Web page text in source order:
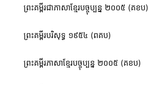
ព្រះគម្ពីរជាភាសាខ្មែរបច្ចុប្បន្ន ២០០៥ (គខប)
ព្រះគម្ពីរបរិសុទ្ធ ១៩៥៤ (ពគប)
ព្រះគម្ពីរភាសាខ្មែរបច្ចុប្បន្ន ២០០៥ (គខប)